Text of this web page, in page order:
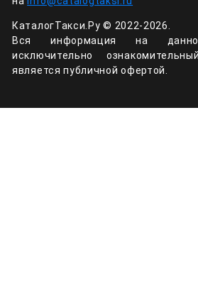
КаталогТакси.Ру © 2022-2026.
Вся информация на
исключительно
является публичной офертой.